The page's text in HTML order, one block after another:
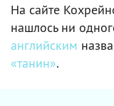
На сайте
нашлось ни
английским
«танин».